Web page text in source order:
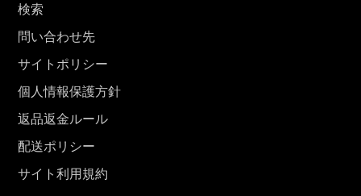
検索
問い合わせ先
サイトポリシー
個人情報保護方針
返品返金ルール
配送ポリシー
サイト利用規約